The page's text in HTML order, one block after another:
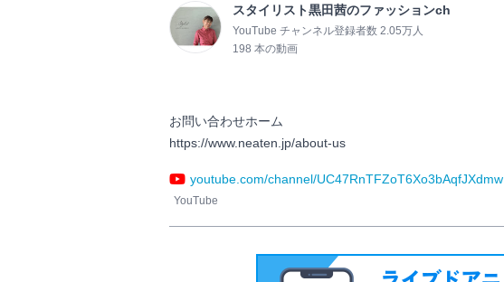
スタイリスト黒田茜のファッションch
YouTube チャンネル登録者数 2.05万人
198 本の動画
お問い合わせホーム
https://www.neaten.jp/about-us
youtube.com/channel/UC47RnTFZoT6Xo3bAqfJXdmw
YouTube